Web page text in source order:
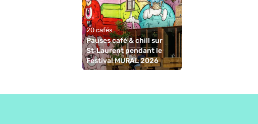
20 cafés
Pauses café & chill sur
St‑Laurent pendant le
Festival MURAL 2026